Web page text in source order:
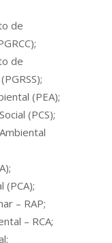
de
de
(PEA);
(PCS);
(PCA);
– RAP;
– RCA;